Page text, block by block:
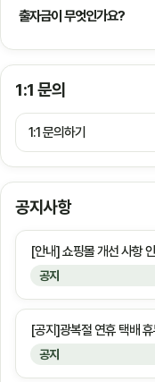
출자금이 무엇인가요?
1:1 문의
1:1 문의하기
공지사항
공지
[안내] 쇼핑몰 개선 사항
공지
[공지]광복절 연휴 택배 휴